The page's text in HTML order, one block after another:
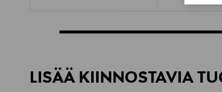
LISÄÄ KIINNOSTAVIA